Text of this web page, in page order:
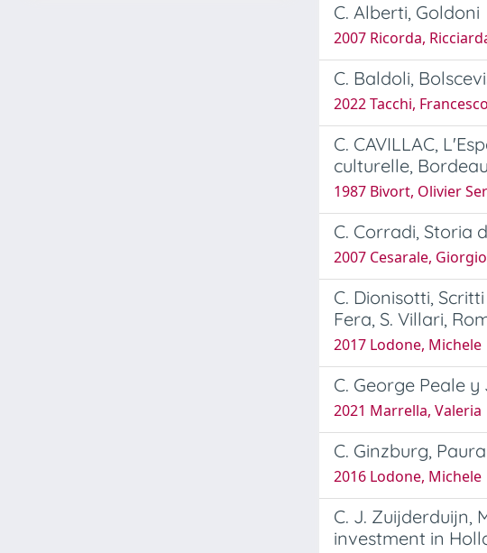
C. Alberti, Goldoni
2007 Ricorda,
C. Baldoli,
2022 Tacchi, Francesco
C. CAVILLAC,
culturelle,
1987 Bivort, Olivier
C. Corradi, Storia
2007 Cesarale, Giorgio
C. Dionisotti,
Fera, S. Villari,
2017 Lodone, Michele
C. George Peale
2021 Marrella, Valeria
C. Ginzburg,
2016 Lodone, Michele
C. J.
investment in